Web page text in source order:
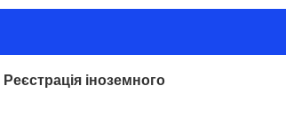
іноземного